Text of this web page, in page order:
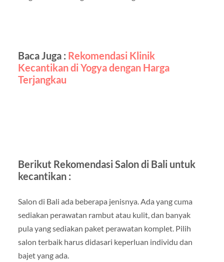
Baca Juga : Rekomendasi Klinik
Kecantikan di Yogya dengan Harga
Terjangkau
Berikut Rekomendasi Salon di Bali untuk
kecantikan :
Salon di Bali ada beberapa jenisnya. Ada yang cuma
sediakan perawatan rambut atau kulit, dan banyak
pula yang sediakan paket perawatan komplet. Pilih
salon terbaik harus didasari keperluan individu dan
bajet yang ada.